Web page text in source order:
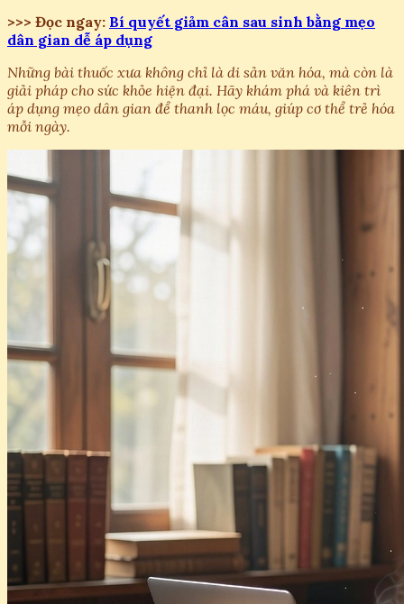
>>> Đọc ngay: Bí quyết giảm cân sau sinh bằng mẹo
dân gian dễ áp dụng
Những bài thuốc xưa không chỉ là di sản văn hóa, mà còn là
giải pháp cho sức khỏe hiện đại. Hãy khám phá và kiên trì
áp dụng mẹo dân gian để thanh lọc máu, giúp cơ thể trẻ hóa
mỗi ngày.